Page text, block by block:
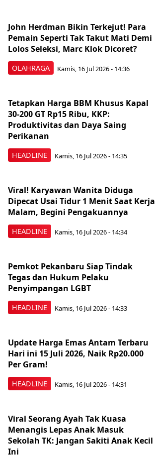
OLAHRAGA
John Herdman Bikin Terkejut! Para
Pemain Seperti Tak Takut Mati Demi
Lolos Seleksi, Marc Klok Dicoret?
Kamis, 16 Jul 2026 - 14:36
HEADLINE
Tetapkan Harga BBM Khusus Kapal
30-200 GT Rp15 Ribu, KKP:
Produktivitas dan Daya Saing
Perikanan
Kamis, 16 Jul 2026 - 14:35
HEADLINE
Viral! Karyawan Wanita Diduga
Dipecat Usai Tidur 1 Menit Saat Kerja
Malam, Begini Pengakuannya
Kamis, 16 Jul 2026 - 14:34
HEADLINE
Pemkot Pekanbaru Siap Tindak
Tegas dan Hukum Pelaku
Penyimpangan LGBT
Kamis, 16 Jul 2026 - 14:33
HEADLINE
Update Harga Emas Antam Terbaru
Hari ini 15 Juli 2026, Naik Rp20.000
Per Gram!
Kamis, 16 Jul 2026 - 14:31
Viral Seorang Ayah Tak Kuasa
Menangis Lepas Anak Masuk
Sekolah TK: Jangan Sakiti Anak Kecil
Ini